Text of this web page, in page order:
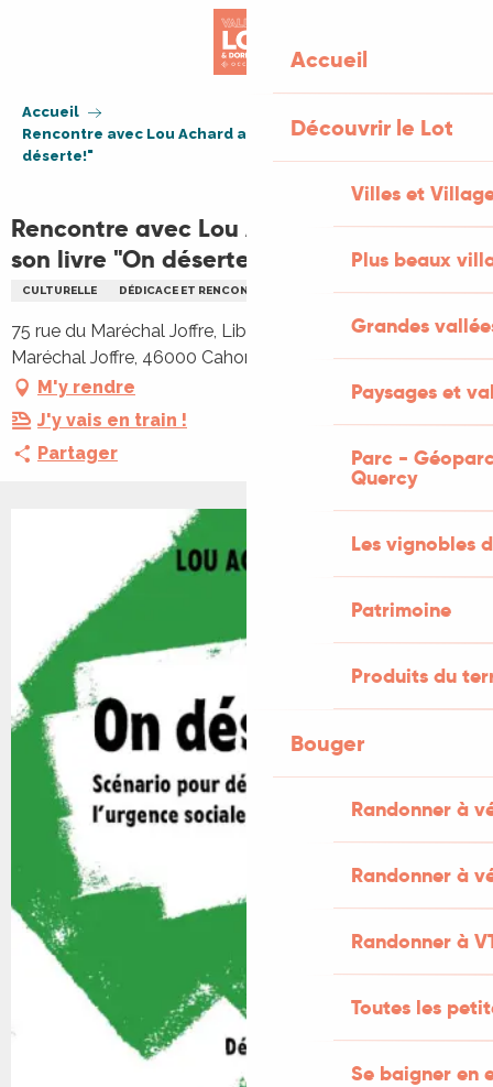
Accueil
Découvrir le Lot
Villes et
Plus beaux
Grandes
Paysages et
Parc -
Quercy
Les vignobles
Patrimoine
Produits du
Bouger
Randonner à
Randonner à
Randonner à
Toutes les
Se baigner en
Accueil
Rencontre avec Lou Achard autour de son livre "On
déserte!"
Rencontre avec Lou Achard autour de
son livre "On déserte!"
CULTURELLE DÉDICACE ET RENCONTRE D'ARTISTE LITTÉRATURE
75 rue du Maréchal Joffre, Librairie Calligramme, 75 rue du
Maréchal Joffre, 46000 Cahors
M'y rendre
J'y vais en train !
Partager